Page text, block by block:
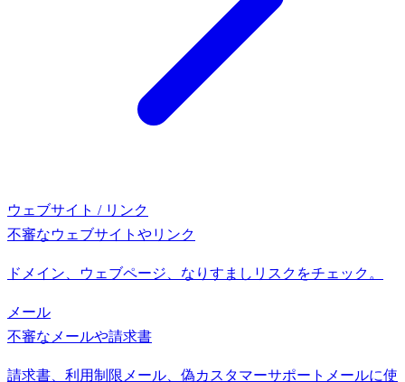
ウェブサイト / リンク
不審なウェブサイトやリンク
ドメイン、ウェブページ、なりすましリスクをチェック。
メール
不審なメールや請求書
請求書、利用制限メール、偽カスタマーサポートメールに使